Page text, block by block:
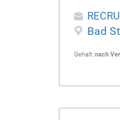
Bad
Gehalt: nach